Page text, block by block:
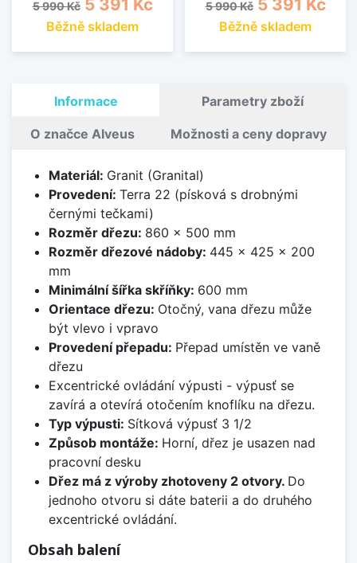
5 990 Kč 5 391 Kč
Běžně skladem
5 990 Kč 5 391 Kč
Běžně skladem
Informace Parametry zboží
O značce Alveus Možnosti a ceny dopravy
Materiál: Granit (Granital)
Provedení: Terra 22 (písková s drobnými
černými tečkami)
Rozměr dřezu: 860 x 500 mm
Rozměr dřezové nádoby: 445 x 425 x 200
mm
Minimální šířka skříňky: 600 mm
Orientace dřezu: Otočný, vana dřezu může
být vlevo i vpravo
Provedení přepadu: Přepad umístěn ve vaně
dřezu
Excentrické ovládání výpusti - výpusť se
zavírá a otevírá otočením knoflíku na dřezu.
Typ výpusti: Sítková výpusť 3 1/2
Způsob montáže: Horní, dřez je usazen nad
pracovní desku
Dřez má z výroby zhotoveny 2 otvory. Do
jednoho otvoru si dáte baterii a do druhého
excentrické ovládání.
Obsah balení